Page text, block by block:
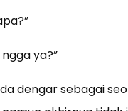
ya?”
dengar sebagai